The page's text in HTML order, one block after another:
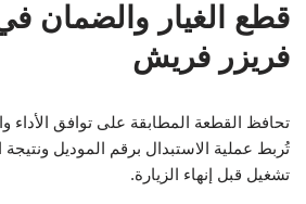
قطع الغيار والضمان
فريزر فريش
تحافظ القطعة المطابقة على توافق الأداء
تُربط عملية الاستبدال برقم الموديل
تشغيل قبل إنهاء الزيارة.